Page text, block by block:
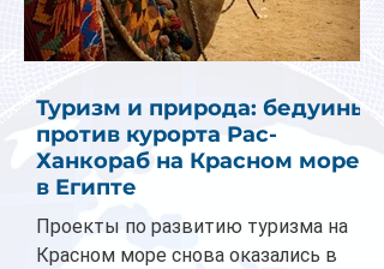
Туризм и природа: бедуины
против курорта Рас-
Ханкораб на Красном море
в Египте
Проекты по развитию туризма на
Красном море снова оказались в